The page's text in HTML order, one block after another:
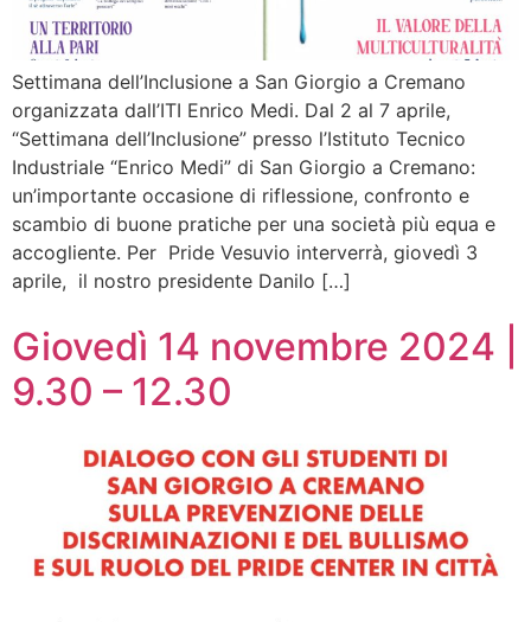
Settimana dell’Inclusione a San Giorgio a Cremano
organizzata dall’ITI Enrico Medi. Dal 2 al 7 aprile,
“Settimana dell’Inclusione” presso l’Istituto Tecnico
Industriale “Enrico Medi” di San Giorgio a Cremano:
un’importante occasione di riflessione, confronto e
scambio di buone pratiche per una società più equa e
accogliente. Per Pride Vesuvio interverrà, giovedì 3
aprile, il nostro presidente Danilo […]
Giovedì 14 novembre 2024 |
9.30 – 12.30